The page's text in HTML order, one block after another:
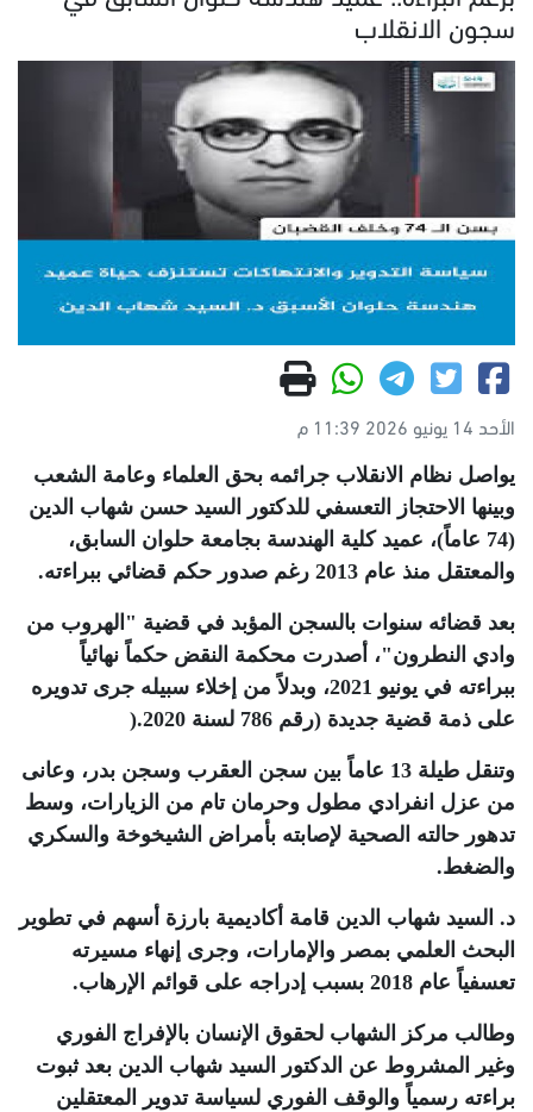
سجون الانقلاب
الأحد 14 يونيو 2026 11:39 م
يواصل نظام الانقلاب جرائمه بحق العلماء وعامة الشعب
وبينها الاحتجاز التعسفي للدكتور السيد حسن شهاب الدين
(74 عاماً)، عميد كلية الهندسة بجامعة حلوان السابق،
والمعتقل منذ عام 2013 رغم صدور حكم قضائي ببراءته
.
بعد قضائه سنوات بالسجن المؤبد في قضية "الهروب من
وادي النطرون"، أصدرت محكمة النقض حكماً نهائياً
ببراءته في يونيو 2021، وبدلاً من إخلاء سبيله جرى تدويره
على ذمة قضية جديدة (رقم 786 لسنة 2020
).
وتنقل طيلة 13 عاماً بين سجن العقرب وسجن بدر، وعانى
من عزل انفرادي مطول وحرمان تام من الزيارات، وسط
تدهور حالته الصحية لإصابته بأمراض الشيخوخة والسكري
والضغط.
د. السيد شهاب الدين قامة أكاديمية بارزة أسهم في تطوير
البحث العلمي بمصر والإمارات، وجرى إنهاء مسيرته
تعسفياً عام 2018 بسبب إدراجه على قوائم الإرهاب
.
وطالب مركز الشهاب لحقوق الإنسان بالإفراج الفوري
وغير المشروط عن الدكتور السيد شهاب الدين بعد ثبوت
براءته رسمياً والوقف الفوري لسياسة تدوير المعتقلين